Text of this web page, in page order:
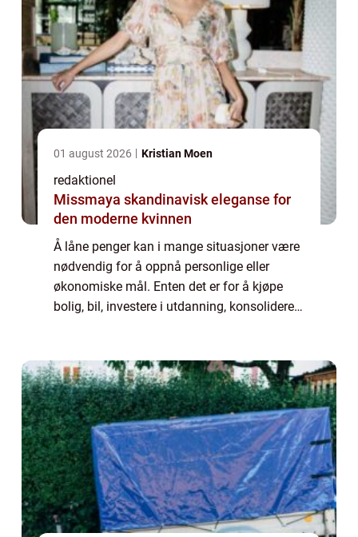
01 august 2026 Kristian Moen
redaktionel
Missmaya skandinavisk eleganse for
den moderne kvinnen
Å låne penger kan i mange situasjoner være
nødvendig for å oppnå personlige eller
økonomiske mål. Enten det er for å kjøpe
bolig, bil, investere i utdanning, konsolidere